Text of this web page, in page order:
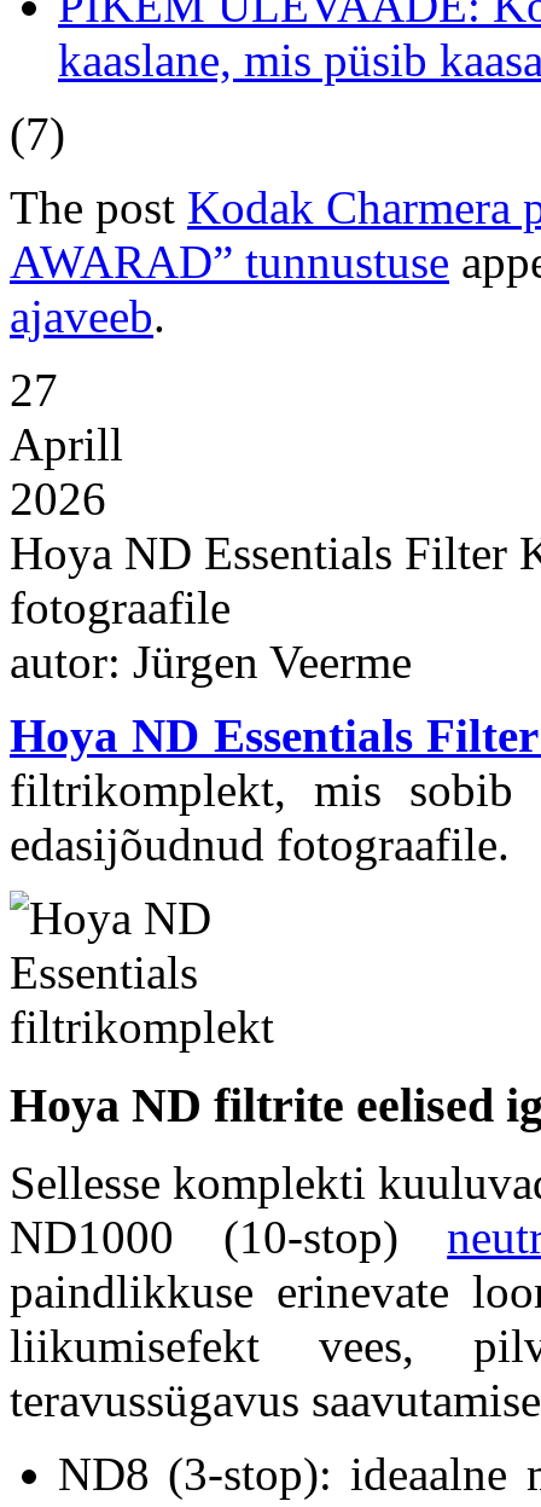
kaaslane, mis püsib
(7)
The post Kodak Charmera
AWARAD” tunnustuse
ajaveeb.
27
Aprill
2026
Hoya ND Essentials Filter
fotograafile
autor: Jürgen Veerme
Hoya ND Essentials
filtrikomplekt, mis sobib
edasijõudnud fotograafile.
Hoya ND filtrite eelised
Sellesse komplekti
ND1000 (10-stop)
paindlikkuse erinevate
liikumisefekt vees,
teravussügavus
ND8 (3-stop): ideaalne